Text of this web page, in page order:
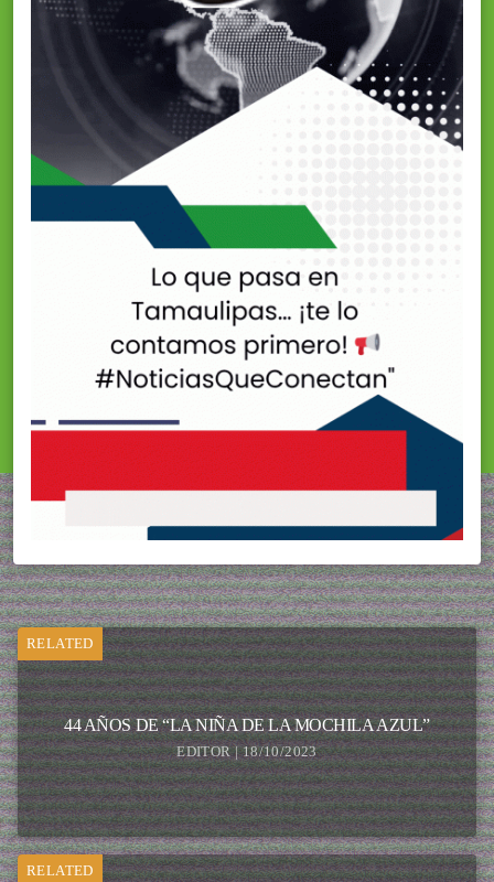
RELATED
44 AÑOS DE “LA NIÑA DE LA MOCHILA AZUL”
EDITOR | 18/10/2023
RELATED